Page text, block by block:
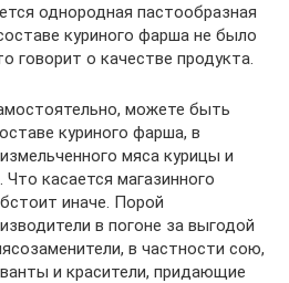
однородная пастообразная
куриного фарша не было
говорит о качестве продукта.
можете быть
куриного фарша, в
мяса курицы и
касается магазинного
иначе. Порой
в погоне за выгодой
в частности сою,
и красители, придающие